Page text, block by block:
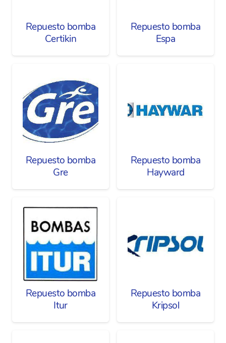
Repuesto bomba
Certikin
Repuesto bomba
Espa
Repuesto bomba
Gre
Repuesto bomba
Hayward
Repuesto bomba
Itur
Repuesto bomba
Kripsol